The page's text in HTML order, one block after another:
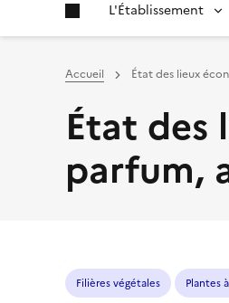
L'Établissement
Accueil État des lieux
État des
parfum,
Filières végétales Plantes